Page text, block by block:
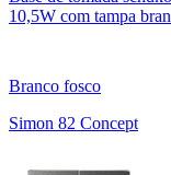
10,5W com tampa
Branco fosco
Simon 82 Concept